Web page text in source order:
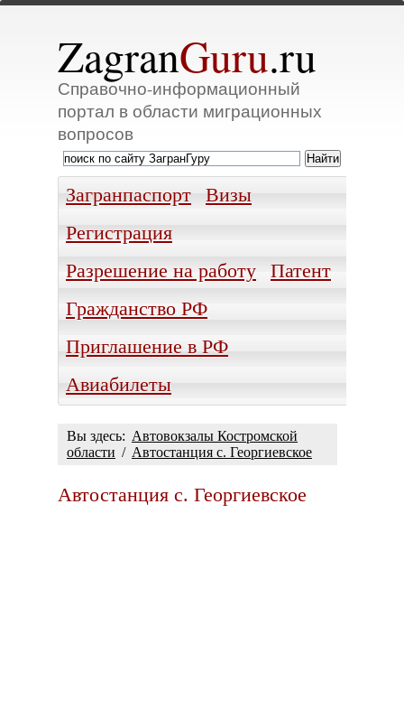
ZagranGuru.ru
Справочно-информационный
портал в области миграционных
вопросов
Загранпаспорт
Визы
Регистрация
Разрешение на работу
Патент
Гражданство РФ
Приглашение в РФ
Авиабилеты
Вы здесь: Автовокзалы Костромской
области / Автостанция с. Георгиевское
Автостанция с. Георгиевское